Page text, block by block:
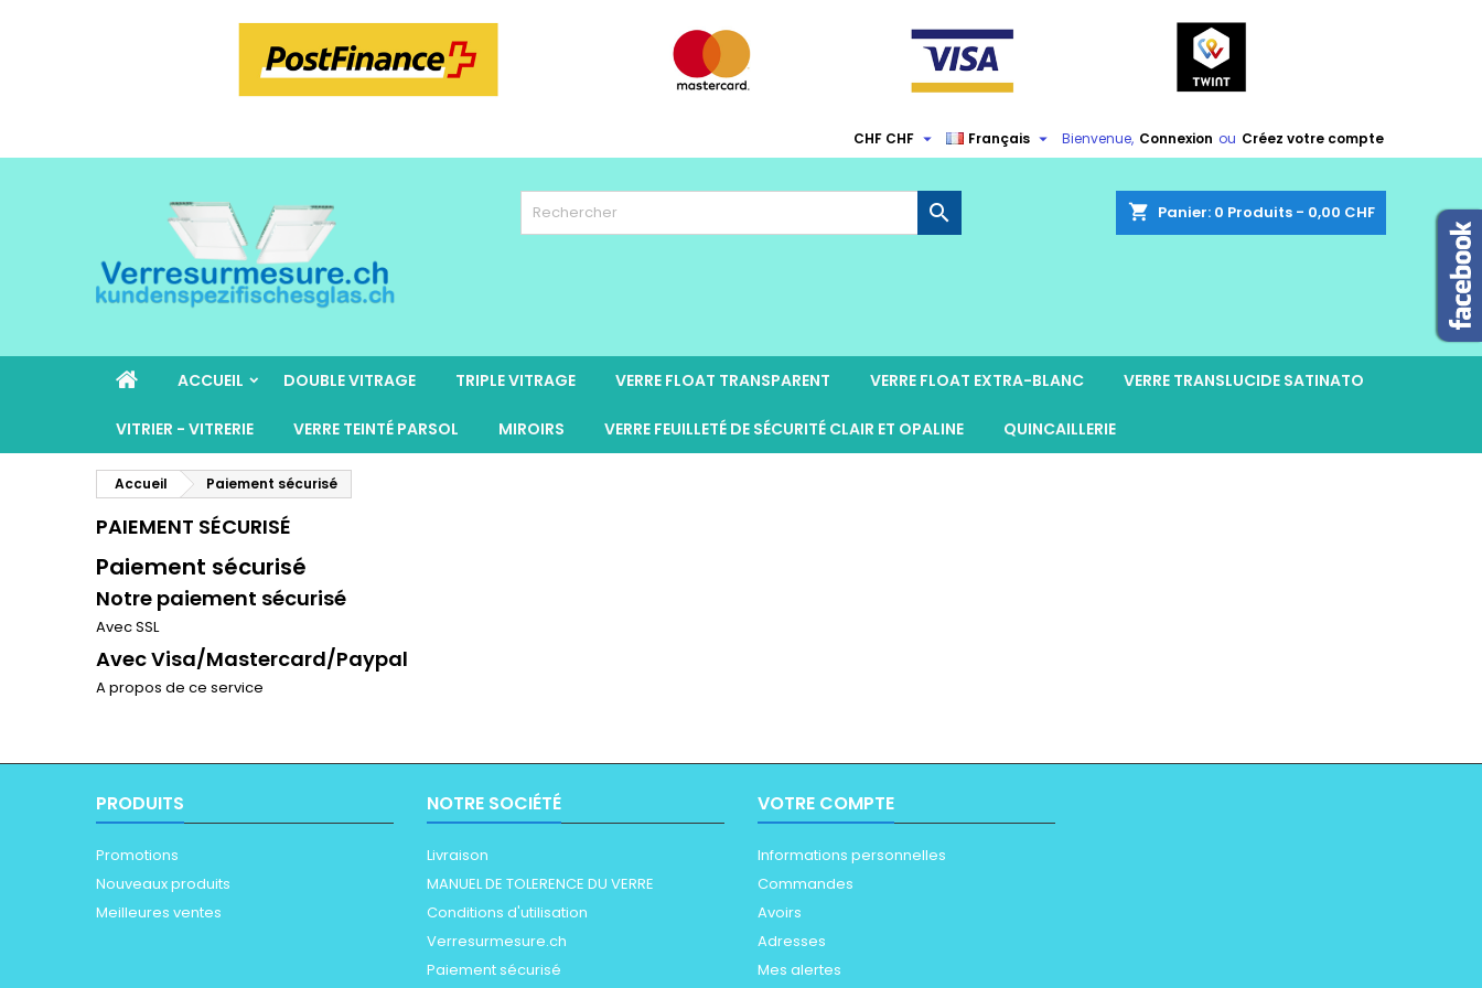
Bienvenue, Connexion ou Créez votre compte
Français 
CHF CHF 
shopping_cart Panier: 0 Produits - 0,00 CHF

ACCUEIL DOUBLE VITRAGE TRIPLE VITRAGE VERRE FLOAT TRANSPARENT VERRE FLOAT EXTRA-BLANC VERRE TRANSLUCIDE SATINATO
VITRIER - VITRERIE VERRE TEINTÉ PARSOL MIROIRS VERRE FEUILLETÉ DE SÉCURITÉ CLAIR ET OPALINE QUINCAILLERIE
Accueil Paiement sécurisé
PAIEMENT SÉCURISÉ
Paiement sécurisé
Notre paiement sécurisé
Avec SSL
Avec Visa/Mastercard/Paypal
A propos de ce service
PRODUITS
Promotions
Nouveaux produits
Meilleures ventes
NOTRE SOCIÉTÉ
Livraison
MANUEL DE TOLERENCE DU VERRE
Conditions d'utilisation
Verresurmesure.ch
Paiement sécurisé
VOTRE COMPTE
Informations personnelles
Commandes
Avoirs
Adresses
Mes alertes